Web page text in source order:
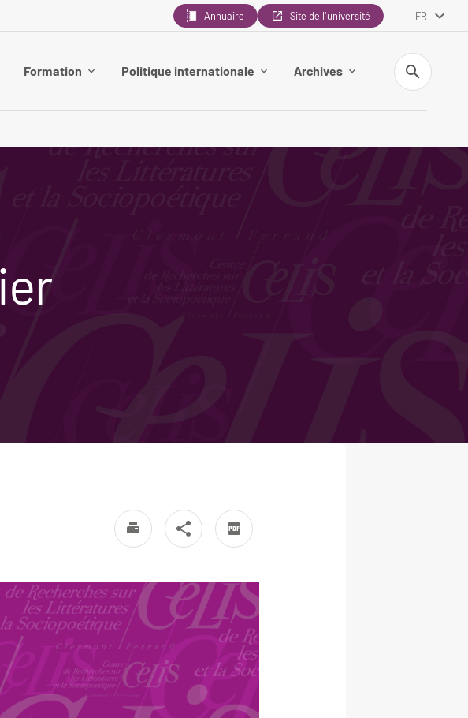
Annuaire Site de l'université FR
Formation Politique internationale Archives
Recherche